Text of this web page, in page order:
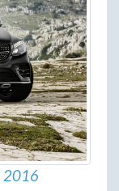
2016